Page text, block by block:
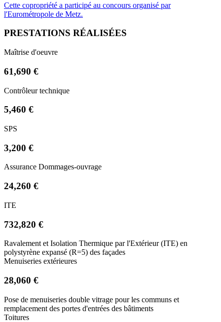
Cette copropriété a participé au concours organisé par
l'Eurométropole de Metz.
PRESTATIONS RÉALISÉES
Maîtrise d'oeuvre
61,690 €
Contrôleur technique
5,460 €
SPS
3,200 €
Assurance Dommages-ouvrage
24,260 €
ITE
732,820 €
Ravalement et Isolation Thermique par l'Extérieur (ITE) en
polystyrène expansé (R=5) des façades
Menuiseries extérieures
28,060 €
Pose de menuiseries double vitrage pour les communs et
remplacement des portes d'entrées des bâtiments
Toitures